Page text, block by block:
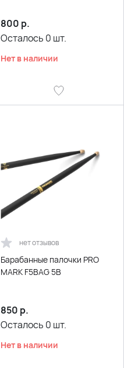
800 р.
Осталось 0 шт.
Нет в наличии
нет отзывов
Барабанные палочки PRO
MARK F5BAG 5B
850 р.
Осталось 0 шт.
Нет в наличии